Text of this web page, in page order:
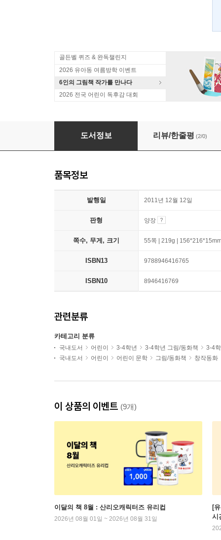
골든벨 퀴즈 & 완독챌린지
2026 유아동 여름방학 이벤트
6인의 그림책 작가를 만나다
2026 전국 어린이 독후감 대회
지구가 도는 걸 깜빡 했을 때
도서정보 리뷰/한줄평 (2/0)
품목정보
발행일 2011년 12월 12일
판형 양장
쪽수, 무게, 크기 55쪽 | 219g |
ISBN13 9788946416765
ISBN10 8946416769
관련분류
카테고리 분류
국내도서 어린이 3-4학년 3-4학년 그림/동화책
3-4
국내도서
어린이 어린이 문학 그림/동화책 창작동화
이 상품의 이벤트 (9개)
이달의 책 8월 : 산리오캐릭터즈 유리컵
2026년 08월 01일 ~ 2026년 08월 31일
[
시